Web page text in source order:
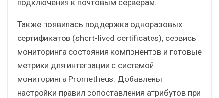
подключения к почтовым серверам.
Также появилась поддержка одноразовых
сертификатов (short-lived certificates), сервисы
мониторинга состояния компонентов и готовые
метрики для интеграции с системой
мониторинга Prometheus. Добавлены
настройки правил сопоставления атрибутов при